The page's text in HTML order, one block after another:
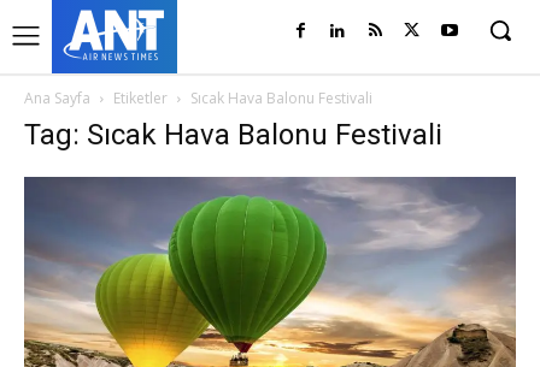
Ana Sayfa Etiketler Sıcak Hava Balonu Festivali
Tag: Sıcak Hava Balonu Festivali